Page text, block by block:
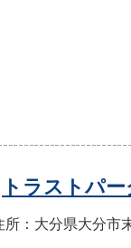
トラストパ
所：大分県大分市